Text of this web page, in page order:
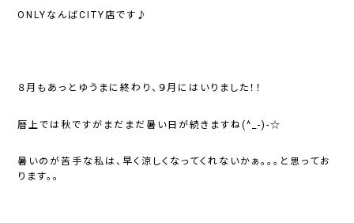
ONLYなんばCITY店です♪
８月もあっとゆうまに終わり、９月にはいりました！！
暦上では秋ですがまだまだ暑い日が続きますね(^_-)-☆
暑いのが苦手な私は、早く涼しくなってくれないかぁ。。。と思ってお
ります。。